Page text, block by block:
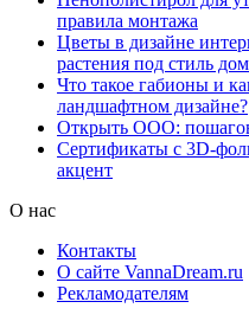
правила монтажа
Цветы в дизайне
растения под стиль
Что такое габионы и
ландшафтном дизайне?
Открыть ООО:
Сертификаты с 3D-
акцент
О нас
Контакты
О сайте VannaDream.ru
Рекламодателям